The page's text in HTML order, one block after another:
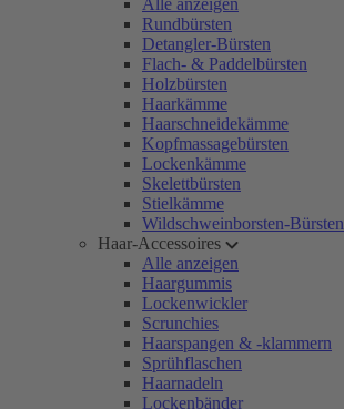
Alle anzeigen
Rundbürsten
Detangler-Bürsten
Flach- & Paddelbürsten
Holzbürsten
Haarkämme
Haarschneidekämme
Kopfmassagebürsten
Lockenkämme
Skelettbürsten
Stielkämme
Wildschweinborsten-Bürsten
Haar-Accessoires
Alle anzeigen
Haargummis
Lockenwickler
Scrunchies
Haarspangen & -klammern
Sprühflaschen
Haarnadeln
Lockenbänder